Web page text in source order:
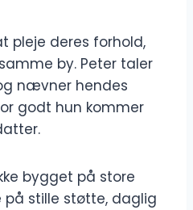
pleje deres forhold,
by. Peter taler
nævner hendes
godt hun kommer
bygget på store
på stille støtte, daglig